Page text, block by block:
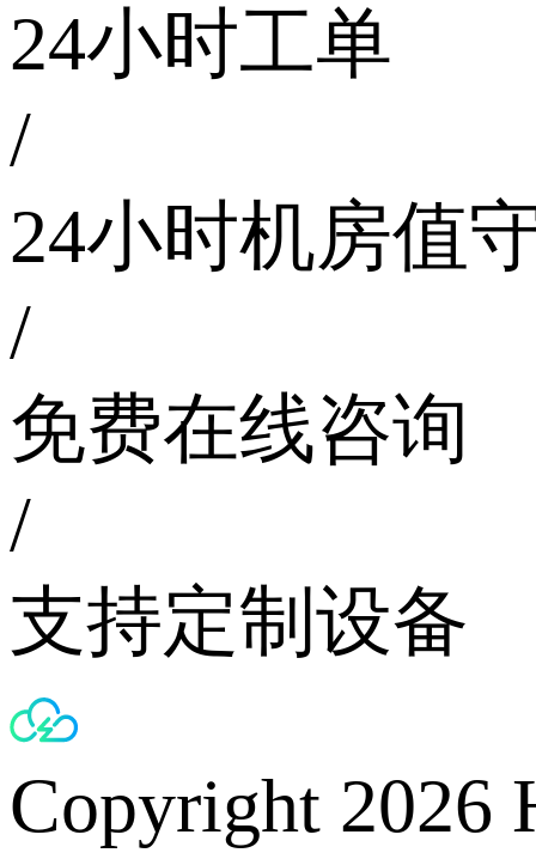
24小时工单
/
24小时机房值
/
免费在线咨询
/
支持定制设备
Copyright 2026